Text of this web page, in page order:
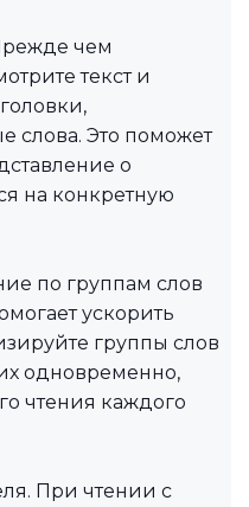
чем
текст и
слова. Это поможет
о
на конкретную
по группам слов
ускорить
группы слов
одновременно,
чтения каждого
При чтении с